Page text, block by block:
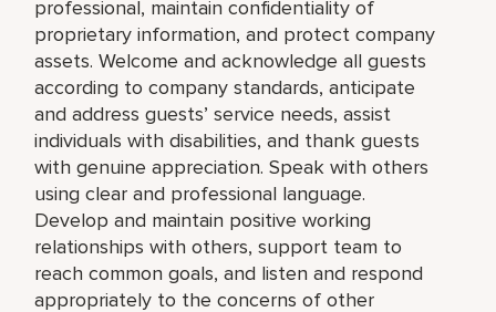
professional, maintain confidentiality of
proprietary information, and protect company
assets. Welcome and acknowledge all guests
according to company standards, anticipate
and address guests’ service needs, assist
individuals with disabilities, and thank guests
with genuine appreciation. Speak with others
using clear and professional language.
Develop and maintain positive working
relationships with others, support team to
reach common goals, and listen and respond
appropriately to the concerns of other